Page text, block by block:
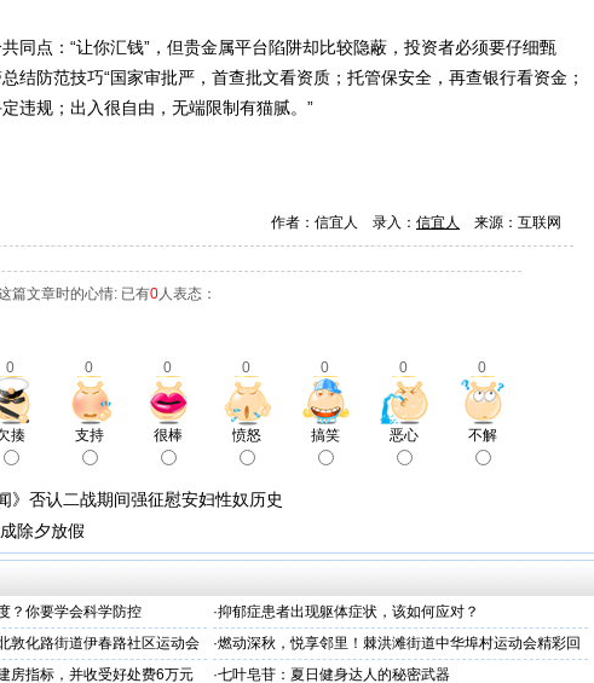
点：“让你汇钱”，但贵金属平台陷阱却比较隐蔽，投资者必须要仔细甄
结防范技巧“国家审批严，首查批文看资质；托管保安全，再查银行看资金；
违规；出入很自由，无端限制有猫腻。”
作者：信宜人 录入： 信宜人 来源：互联网
篇文章时的心情: 已有0人表态：
0 0 0 0 0 0 0
揍 支持 很棒 愤怒 搞笑 恶心 不解
》否认二战期间强征慰安妇性奴历史
除夕放假
？你要学会科学防控 ·抑郁症患者出现躯体症状，该如何应对？
敦化路街道伊春路社区运动会 ·燃动深秋，悦享邻里！棘洪滩街道中华埠村运动会精彩回
顾暖心上映
房指标，并收受好处费6万元 ·七叶皂苷：夏日健身达人的秘密武器